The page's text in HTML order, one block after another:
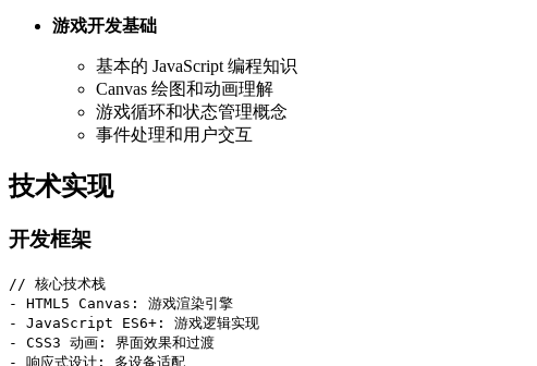
游戏开发基础
基本的 JavaScript 编程知识
Canvas 绘图和动画理解
游戏循环和状态管理概念
事件处理和用户交互
技术实现
开发框架
// 核心技术栈
- HTML5 Canvas: 游戏渲染引擎
- JavaScript ES6+: 游戏逻辑实现
- CSS3 动画: 界面效果和过渡